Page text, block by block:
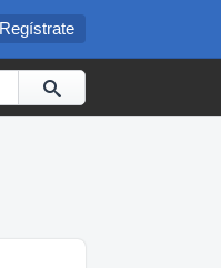
Regístrate